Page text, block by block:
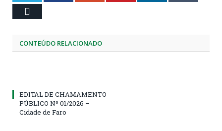
CONTEÚDO RELACIONADO
EDITAL DE CHAMAMENTO
PÚBLICO Nº 01/2026 –
Cidade de Faro